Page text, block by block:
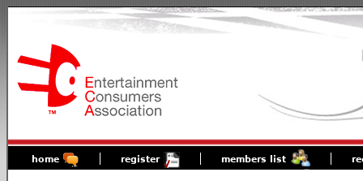
home register members list